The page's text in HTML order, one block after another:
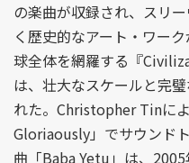
の楽曲が収録され、スリ
く歴史的なアート・ワー
球全体を網羅する『
は、壮大なスケールと完
れた。Christopher Tinに
Gloriaously」でサウンド
曲「Baba Yetu」は、